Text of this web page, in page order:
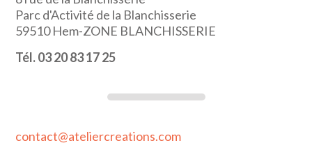
Parc d'Activité de la Blanchisserie
59510 Hem-ZONE BLANCHISSERIE
Tél. 03 20 83 17 25
contact@ateliercreations.com